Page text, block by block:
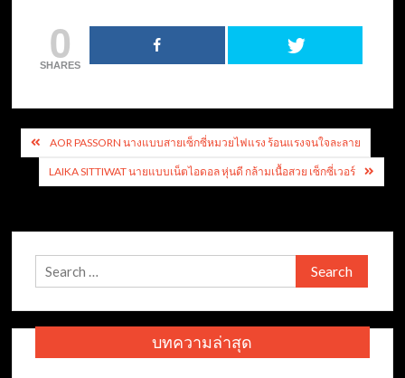
0
SHARES
Post
navigation
AOR PASSORN นางแบบสายเซ็กซี่หมวยไฟแรง ร้อนแรงจนใจละลาย
LAIKA SITTIWAT นายแบบเน็ตไอดอล หุ่นดี กล้ามเนื้อสวย เซ็กซี่เวอร์
Search
for:
บทความล่าสุด